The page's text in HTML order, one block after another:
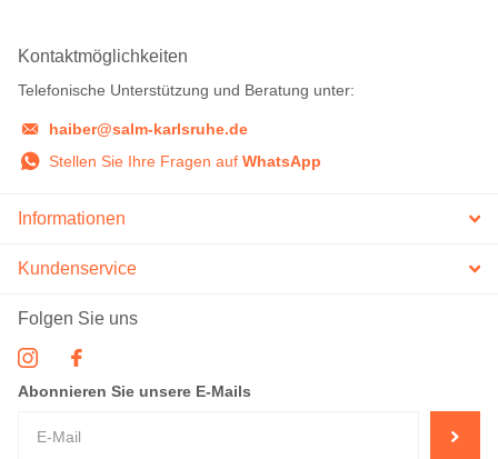
Kontaktmöglichkeiten
Telefonische Unterstützung und Beratung unter:
haiber@salm-karlsruhe.de
Stellen Sie Ihre Fragen auf WhatsApp
Informationen
Kundenservice
Folgen Sie uns
Abonnieren Sie unsere E-Mails